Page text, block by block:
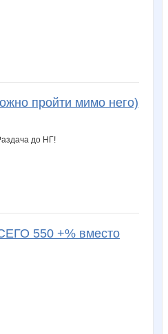
пройти мимо него)
550 +% вместо